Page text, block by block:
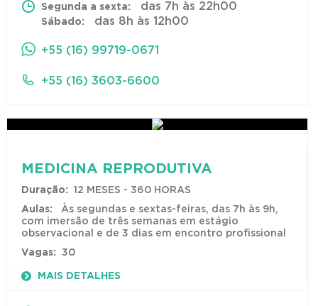
Segunda a sexta: das 7h às 22h00
Sábado: das 8h às 12h00
+55 (16) 99719-0671
+55 (16) 3603-6600
MEDICINA REPRODUTIVA
Duração:
12 MESES - 360 HORAS
Aulas:
Às segundas e sextas-feiras, das 7h às 9h,
com imersão de três semanas em estágio
observacional e de 3 dias em encontro profissional
Vagas:
30
MAIS DETALHES